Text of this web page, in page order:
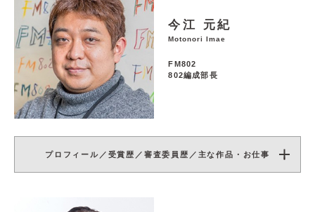
今江 元紀
Motonori Imae
FM802
802編成部長
プロフィール／受賞歴／審査委員歴／主な作品・お仕事